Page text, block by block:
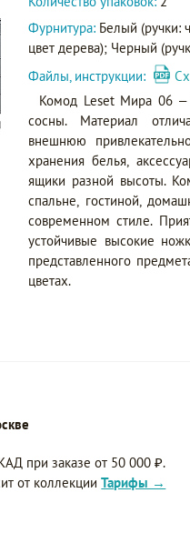
Фурнитура: Белый (ручки:
цвет дерева); Черный
Файлы, инструкции:
Комод Leset Мира 06 –
сосны. Материал
внешнюю
хранения белья,
ящики разной высоты.
спальне, гостиной,
современном стиле.
устойчивые высокие
представленного
цветах.
при заказе от 50 000 ₽.
от коллекцииТарифы →